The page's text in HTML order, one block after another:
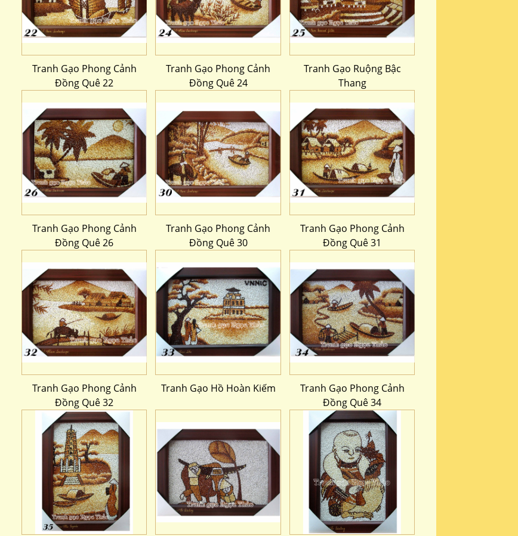
Tranh Gạo Phong Cảnh
Đồng Quê 22
Tranh Gạo Phong Cảnh
Đồng Quê 24
Tranh Gạo Ruộng Bậc
Thang
Tranh Gạo Phong Cảnh
Đồng Quê 26
Tranh Gạo Phong Cảnh
Đồng Quê 30
Tranh Gạo Phong Cảnh
Đồng Quê 31
Tranh Gạo Phong Cảnh
Đồng Quê 32
Tranh Gạo Hồ Hoàn Kiếm
Tranh Gạo Phong Cảnh
Đồng Quê 34